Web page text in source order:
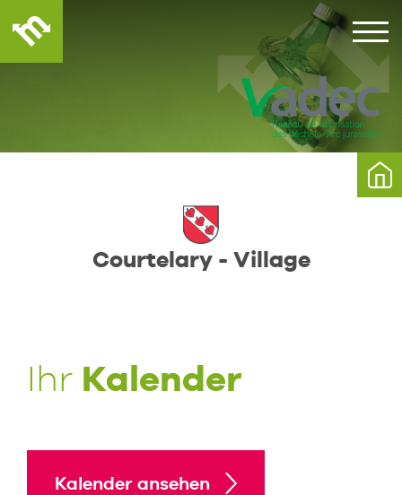
Courtelary - Village
Ihr Kalender
Kalender ansehen